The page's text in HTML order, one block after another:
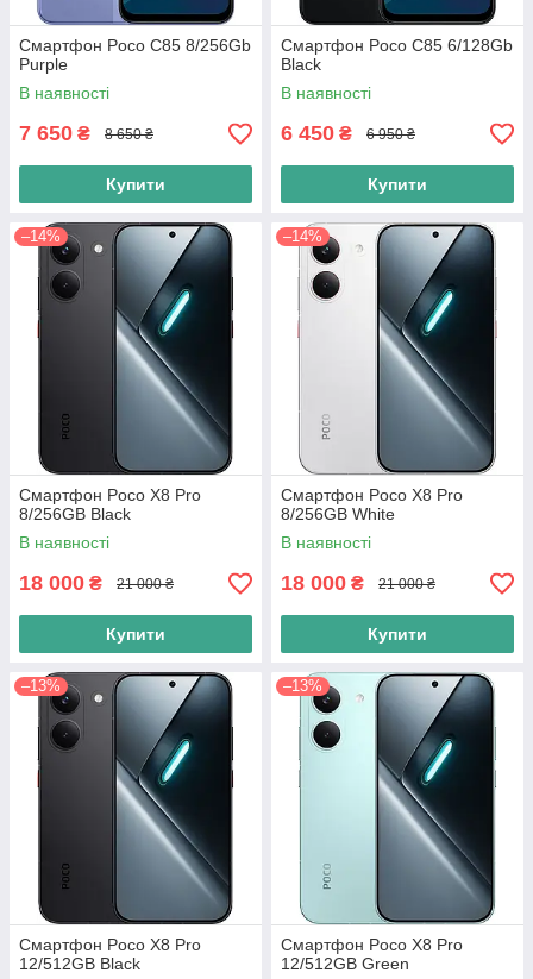
Смартфон Poco C85 8/256Gb
Purple
В наявності
7 650 ₴ 8 650 ₴
Купити
Смартфон Poco C85 6/128Gb
Black
В наявності
6 450 ₴ 6 950 ₴
Купити
–14%
Смартфон Poco X8 Pro
8/256GB Black
В наявності
18 000 ₴ 21 000 ₴
Купити
–14%
Смартфон Poco X8 Pro
8/256GB White
В наявності
18 000 ₴ 21 000 ₴
Купити
–13%
Смартфон Poco X8 Pro
12/512GB Black
–13%
Смартфон Poco X8 Pro
12/512GB Green